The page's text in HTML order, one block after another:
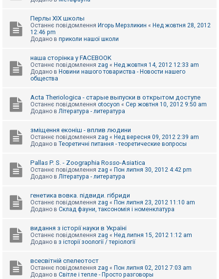
Перлы ХІХ школы
Останнє повідомлення Игорь Мерзликин « Нед жовтня 28, 2012
12:46 pm
Додано в приколи нашої школи
наша сторінка у FACEBOOK
Останнє повідомлення zag « Нед жовтня 14, 2012 12:33 am
Додано в Новини нашого товариства - Новости нашего
общества
Acta Theriologica - старые выпуски в открытом доступе
Останнє повідомлення otocyon « Сер жовтня 10, 2012 9:50 am
Додано в Література - литература
зміщення еконіш - вплив людини
Останнє повідомлення zag « Нед вересня 09, 2012 2:39 am
Додано в Теоретичні питання - теоретические вопросы
Pallas P. S. - Zoographia Rosso-Asiatica
Останнє повідомлення zag « Пон липня 30, 2012 4:42 pm
Додано в Література - литература
генетика вовка. підвиди. гібриди
Останнє повідомлення zag « Пон липня 23, 2012 11:10 am
Додано в Склад фауни, таксономія і номенклатура
видання з історії науки в Україні
Останнє повідомлення zag « Нед липня 15, 2012 1:12 am
Додано в з історії зоології / теріології
всесвітній спелеотост
Останнє повідомлення zag « Пон липня 02, 2012 7:03 am
Додано в Світле і тепле - Просто разговоры